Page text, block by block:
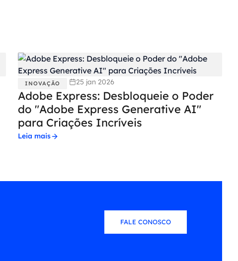
INOVAÇÃO 25 jan 2026
Adobe Express: Desbloqueie o Poder
do "Adobe Express Generative AI"
para Criações Incríveis
Leia mais
FALE CONOSCO